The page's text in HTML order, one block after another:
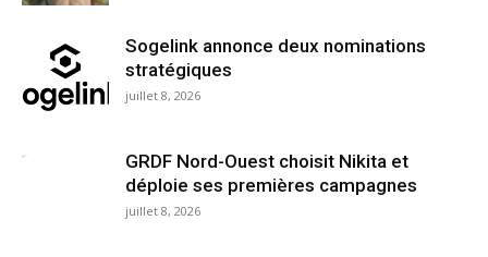
Sogelink annonce deux nominations
stratégiques
juillet 8, 2026
GRDF Nord-Ouest choisit Nikita et
déploie ses premières campagnes
juillet 8, 2026